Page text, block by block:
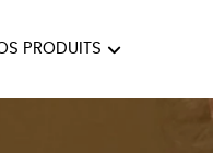
PRODUITS